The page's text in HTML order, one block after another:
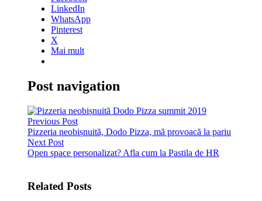
LinkedIn
WhatsApp
Pinterest
X
Mai mult
Post navigation
Previous Post
Pizzeria neobișnuită, Dodo Pizza, mă provoacă la pariu
Next Post
Open space personalizat? Afla cum la Pastila de HR
Related Posts